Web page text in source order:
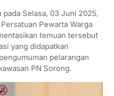
Selasa, 03 Juni 2025,
Pewarta Warga
temuan tersebut
yang didapatkan
pelarangan
PN Sorong.